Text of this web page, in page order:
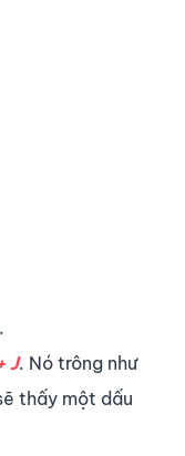
J. Nó trông như
thấy một dấu